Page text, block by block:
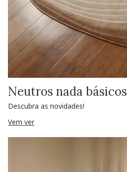
Neutros nada básicos
Descubra as novidades!
Vem ver